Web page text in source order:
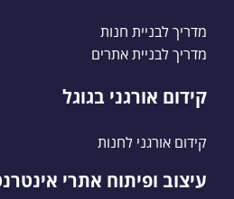
מדריך לבניית חנות
מדריך לבניית אתרים
קידום אורגני בגוגל
קידום אורגני לחנות
עיצוב ופיתוח אתרי